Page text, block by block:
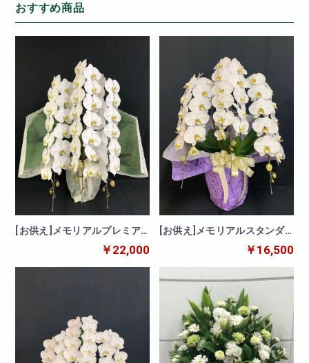
おすすめ商品
[お供え]メモリアルプレミア
￥22,000
[お供え]メモリアルスタンダ
￥16,500